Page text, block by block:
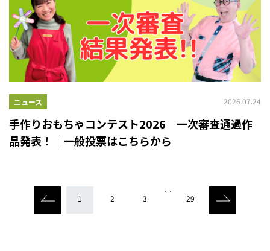
ニュース 2026.07.24
手作りおもちゃコンテスト2026 一次審査通過作
品発表！｜一般投票はこちらから
1 2 3
…
29